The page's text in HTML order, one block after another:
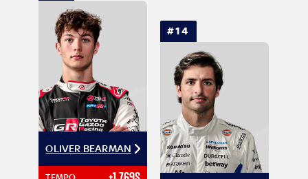
OLIVER BEARMAN
#14